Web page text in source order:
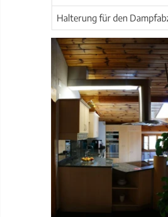
Halterung für den